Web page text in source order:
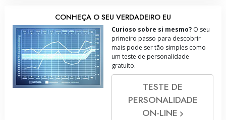
CONHEÇA O SEU VERDADEIRO EU
Curioso sobre si mesmo? O seu
primeiro passo para descobrir
mais pode ser tão simples como
um teste de personalidade
gratuito.
TESTE DE
PERSONALIDADE
ON‑LINE